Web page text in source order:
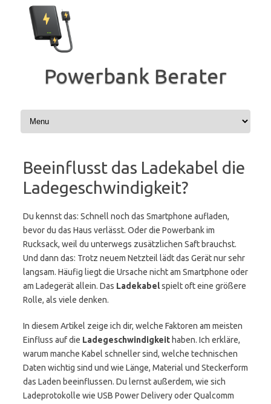
Inhalt
springen
Powerbank Berater
Beeinflusst das Ladekabel die
Ladegeschwindigkeit?
Du kennst das: Schnell noch das Smartphone aufladen,
bevor du das Haus verlässt. Oder die Powerbank im
Rucksack, weil du unterwegs zusätzlichen Saft brauchst.
Und dann das: Trotz neuem Netzteil lädt das Gerät nur sehr
langsam. Häufig liegt die Ursache nicht am Smartphone oder
am Ladegerät allein. Das Ladekabelspielt oft eine größere
Rolle, als viele denken.
In diesem Artikel zeige ich dir, welche Faktoren am meisten
Einfluss auf die Ladegeschwindigkeit haben. Ich erkläre,
warum manche Kabel schneller sind, welche technischen
Daten wichtig sind und wie Länge, Material und Steckerform
das Laden beeinflussen. Du lernst außerdem, wie sich
Ladeprotokolle wie USB Power Delivery oder Qualcomm